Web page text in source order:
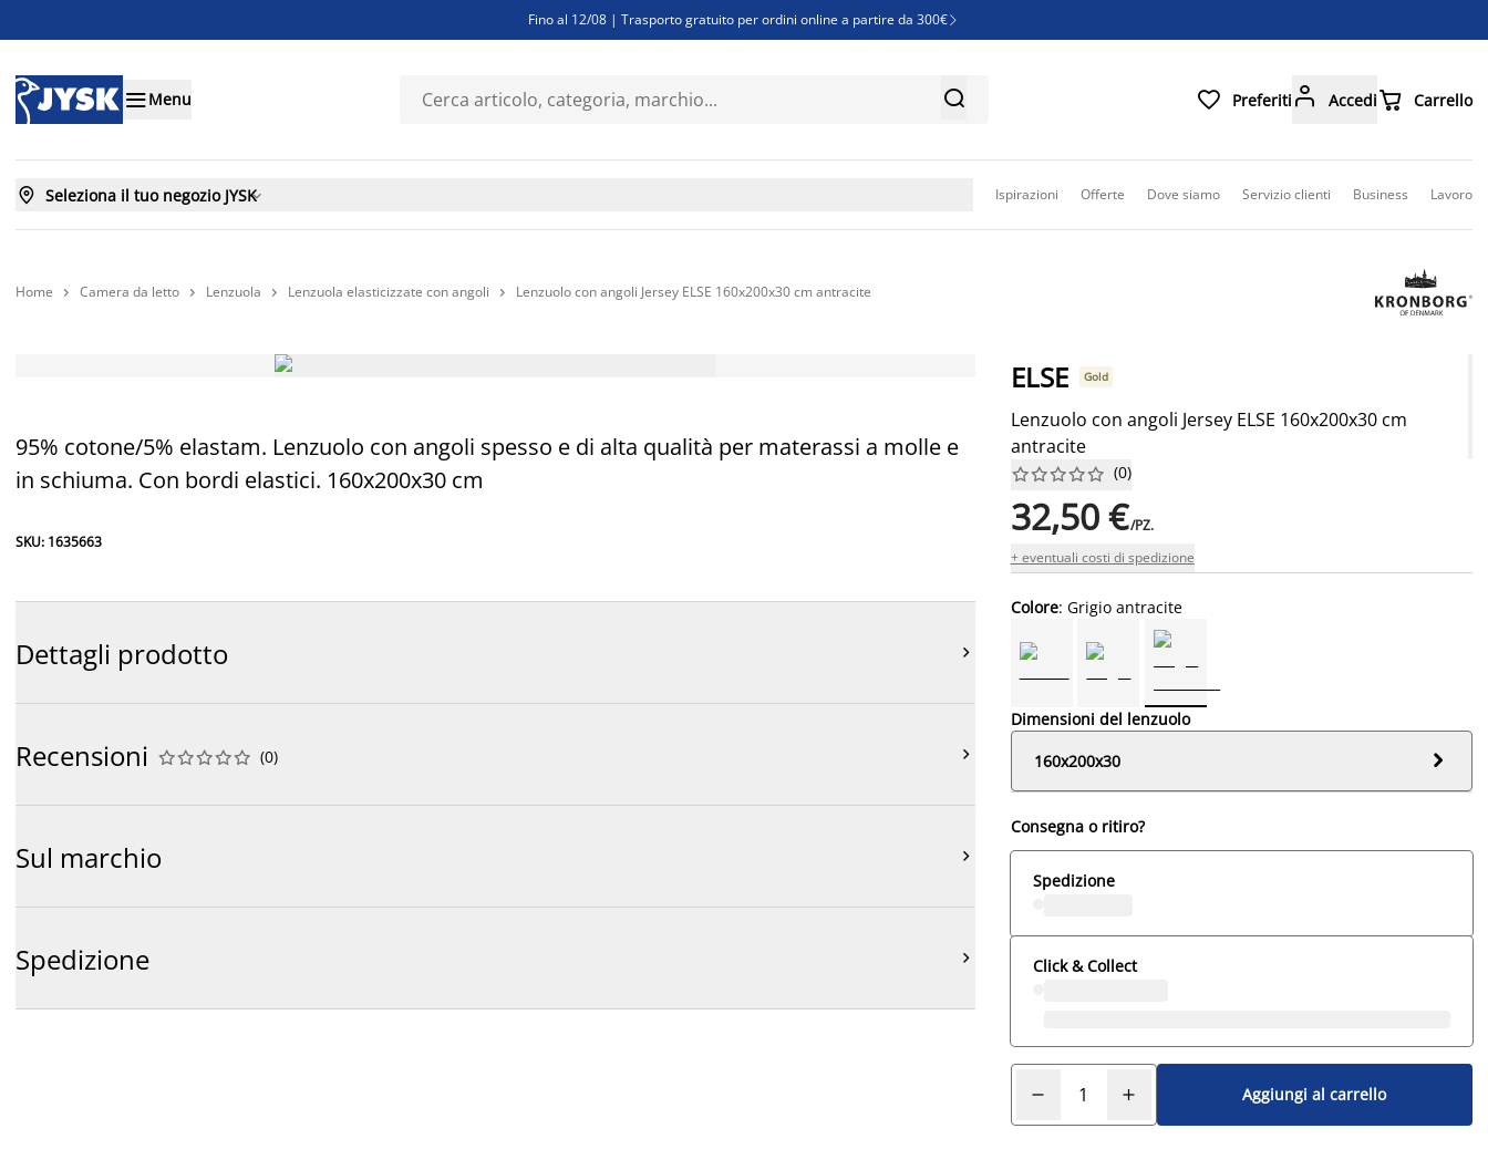
Fino al 12/08 | Trasporto gratuito per ordini online a partire da 300€ 
Finanziamenti - Scegli il piano di rimborso più adatto a te
Menu   Preferiti  Accedi Carrello
 Seleziona il tuo negozio JYSK Ispirazioni Offerte Dove siamo Servizio clienti Business Lavoro
Home  Camera da letto  Lenzuola  Lenzuola elasticizzate con angoli  Lenzuolo con angoli Jersey ELSE 160x200x30 cm antracite
95% cotone/5% elastam. Lenzuolo con angoli spesso e di alta qualità per materassi a molle e
in schiuma. Con bordi elastici. 160x200x30 cm
SKU: 1635663
Dettagli prodotto 
Recensioni 




 (0) 
Sul marchio 
Spedizione 
ELSE Gold
Lenzuolo con angoli Jersey ELSE 160x200x30 cm
antracite





 (0)
32,50 €/PZ.
+ eventuali costi di spedizione
Colore: Grigio antracite
Dimensioni del lenzuolo
160x200x30

Consegna o ritiro?
Spedizione
Click & Collect
Aggiungi al carrello